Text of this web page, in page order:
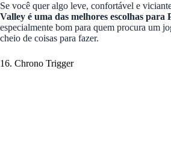
Se você quer algo leve, confortável e
Valley é uma das melhores escolhas para
especialmente bom para quem procura um
cheio de coisas para fazer.
16. Chrono Trigger